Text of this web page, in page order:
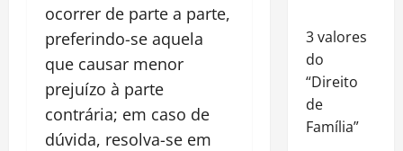
ocorrer de parte a parte,
preferindo-se aquela
que causar menor
prejuízo à parte
contrária; em caso de
dúvida, resolva-se em
3 valores
do
“Direito
de
Família”